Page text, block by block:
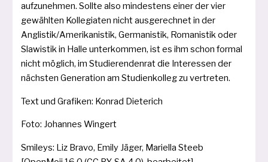
auf­zu­neh­men. Sollte also min­des­tens einer der vier
gewähl­ten Kollegiaten nicht aus­ge­rech­net in der
Anglistik/Amerikanistik, Germanistik, Romanistik oder
Slawistik in Halle unter­kom­men, ist es ihm schon for­mal
nicht mög­lich, im Studierendenrat die Interessen der
nächs­ten Generation am Studien­kolleg zu vertreten.
Text und Grafiken: Konrad Dieterich
Foto: Johannes Wingert
Smileys: Liz Bravo, Emily Jäger, Mariella Steeb